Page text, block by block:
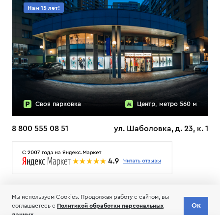
Нам 15 лет!
Своя парковка Центр, метро 560 м
8 800 555 08 51 ул. Шаболовка, д. 23, к. 1
© 2006-2026 Пределанет
Мы используем Cookies. Продолжая работу с сайтом, вы
соглашаетесь с Политикой обработки персональных
Ок